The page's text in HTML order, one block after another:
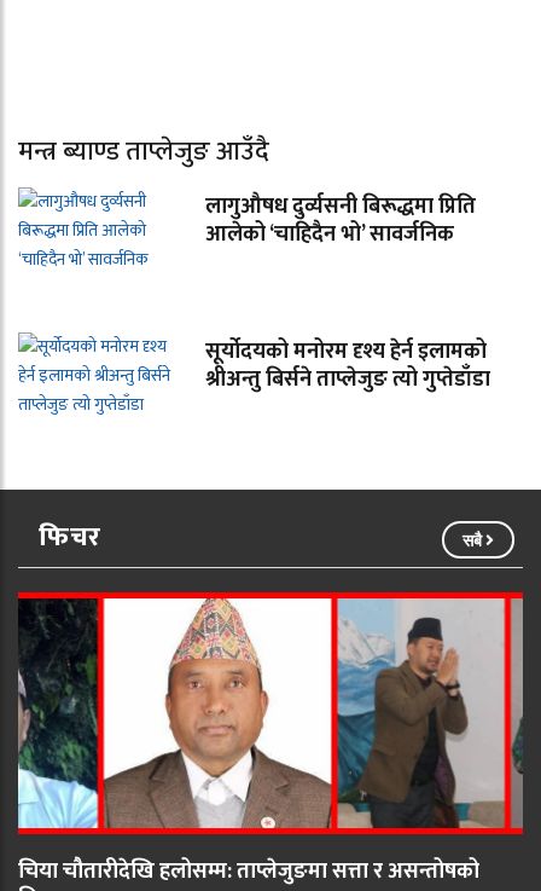
मन्त्र ब्याण्ड ताप्लेजुङ आउँदै
लागुऔषध दुर्व्यसनी बिरूद्धमा प्रिति
आलेको ‘चाहिदैन भो’ सावर्जनिक
सूर्योदयको मनोरम दृश्य हेर्न इलामको
श्रीअन्तु बिर्सने ताप्लेजुङ त्यो गुप्तेडाँडा
फिचर सबै
चिया चौतारीदेखि हलोसम्म: ताप्लेजुङमा सत्ता र असन्तोषको